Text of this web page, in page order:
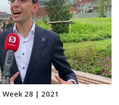
28 | 2021